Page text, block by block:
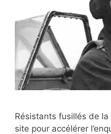
Résistants fusillés de
site pour accélérer